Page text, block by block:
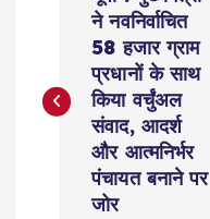
s
ने नवनिर्वाचित
58 हजार ग्राम
प्रधानों के साथ
किया वर्चुंअल
संवाद, आदर्श
और आत्मनिर्भर
पंचायत बनाने पर
जोर